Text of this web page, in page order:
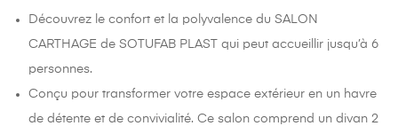
Découvrez le confort et la polyvalence du SALON
CARTHAGE de SOTUFAB PLAST qui peut accueillir jusqu’à 6
personnes.
Conçu pour transformer votre espace extérieur en un havre
de détente et de convivialité. Ce salon comprend un divan 2